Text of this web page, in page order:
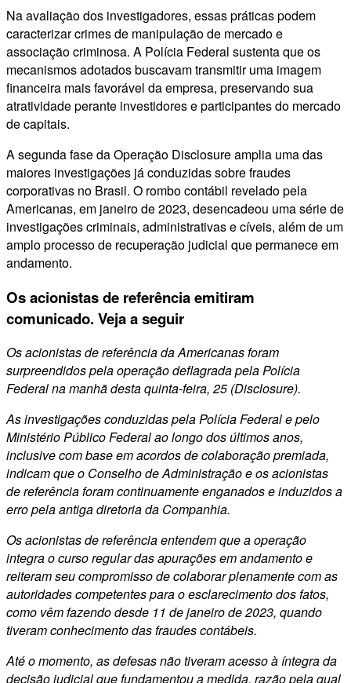
Na avaliação dos investigadores, essas práticas podem
caracterizar crimes de manipulação de mercado e
associação criminosa. A Polícia Federal sustenta que os
mecanismos adotados buscavam transmitir uma imagem
financeira mais favorável da empresa, preservando sua
atratividade perante investidores e participantes do mercado
de capitais.
A segunda fase da Operação Disclosure amplia uma das
maiores investigações já conduzidas sobre fraudes
corporativas no Brasil. O rombo contábil revelado pela
Americanas, em janeiro de 2023, desencadeou uma série de
investigações criminais, administrativas e cíveis, além de um
amplo processo de recuperação judicial que permanece em
andamento.
Os acionistas de referência emitiram
comunicado. Veja a seguir
Os acionistas de referência da Americanas foram
surpreendidos pela operação deflagrada pela Polícia
Federal na manhã desta quinta-feira, 25 (Disclosure).
As investigações conduzidas pela Polícia Federal e pelo
Ministério Público Federal ao longo dos últimos anos,
inclusive com base em acordos de colaboração premiada,
indicam que o Conselho de Administração e os acionistas
de referência foram continuamente enganados e induzidos a
erro pela antiga diretoria da Companhia.
Os acionistas de referência entendem que a operação
integra o curso regular das apurações em andamento e
reiteram seu compromisso de colaborar plenamente com as
autoridades competentes para o esclarecimento dos fatos,
como vêm fazendo desde 11 de janeiro de 2023, quando
tiveram conhecimento das fraudes contábeis.
Até o momento, as defesas não tiveram acesso à íntegra da
decisão judicial que fundamentou a medida, razão pela qual